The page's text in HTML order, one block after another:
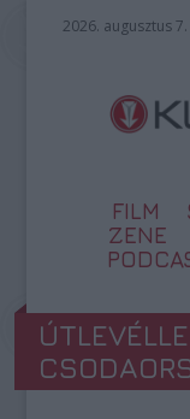
2026. augusztus
FILM
ZENE